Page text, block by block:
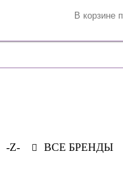
В корзине
-Z- ВСЕ БРЕНДЫ